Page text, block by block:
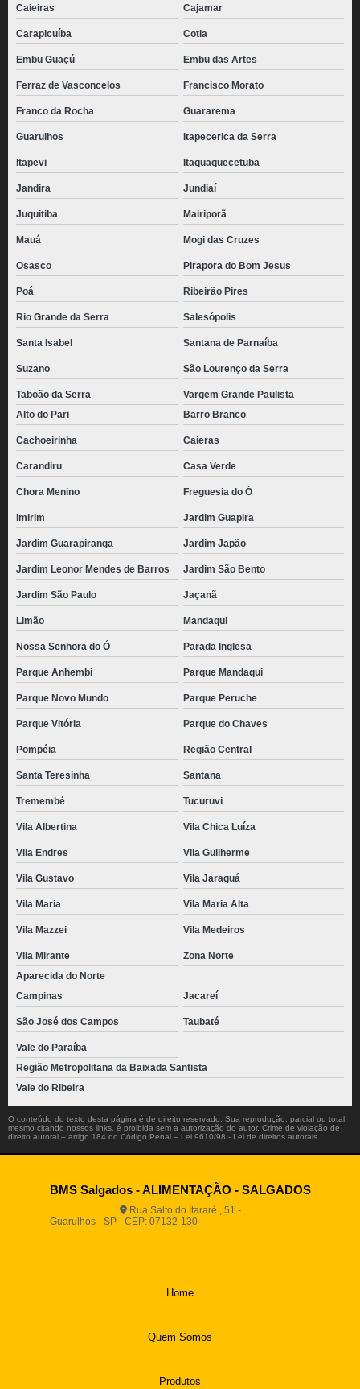
Caieiras Cajamar
Carapicuíba Cotia
Embu Guaçú Embu das Artes
Ferraz de Vasconcelos Francisco Morato
Franco da Rocha Guararema
Guarulhos Itapecerica da Serra
Itapevi Itaquaquecetuba
Jandira Jundiaí
Juquitiba Mairiporã
Mauá Mogi das Cruzes
Osasco Pirapora do Bom Jesus
Poá Ribeirão Pires
Rio Grande da Serra Salesópolis
Santa Isabel Santana de Parnaíba
Suzano São Lourenço da Serra
Taboão da Serra
Vargem Grande Paulista
Alto do Pari
Barro Branco
Cachoeirinha Caieras
Carandiru Casa Verde
Chora Menino Freguesia do Ó
Imirim Jardim Guapira
Jardim Guarapiranga Jardim Japão
Jardim Leonor Mendes de Barros Jardim São Bento
Jardim São Paulo Jaçanã
Limão Mandaqui
Nossa Senhora do Ó Parada Inglesa
Parque Anhembi Parque Mandaqui
Parque Novo Mundo Parque Peruche
Parque Vitória Parque do Chaves
Pompéia Região Central
Santa Teresinha Santana
Tremembé Tucuruvi
Vila Albertina Vila Chica Luíza
Vila Endres Vila Guilherme
Vila Gustavo Vila Jaraguá
Vila Maria Vila Maria Alta
Vila Mazzei Vila Medeiros
Vila Mirante
Zona Norte
Aparecida do Norte
Campinas
Jacareí
São José dos Campos Taubaté
Vale do Paraíba
Região Metropolitana da Baixada Santista
Vale do Ribeira
O conteúdo do texto desta página é de direito reservado. Sua reprodução, parcial ou total,
mesmo citando nossos links, é proibida sem a autorização do autor. Crime de violação de
direito autoral – artigo 184 do Código Penal – Lei 9610/98 - Lei de direitos autorais.
BMS Salgados - ALIMENTAÇÃO - SALGADOS
Rua Salto do Itararé , 51 -
Guarulhos - SP - CEP: 07132-130
Home
Quem Somos
Produtos